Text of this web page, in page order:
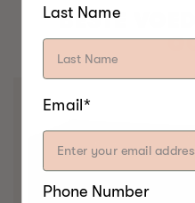
BESTE
Last Name
Email*
Phone Number